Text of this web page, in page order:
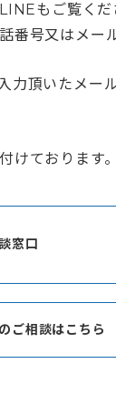
もご覧く
番号又はメー
力頂いたメ
けております。
窓口
ご相談はこちら